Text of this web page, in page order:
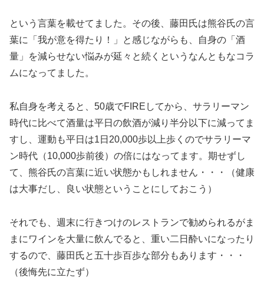
という言葉を載せてました。その後、藤田氏は熊谷氏の言
葉に「我が意を得たり！」と感じながらも、自身の「酒
量」を減らせない悩みが延々と続くというなんともなコラ
ムになってました。
私自身を考えると、50歳でFIREしてから、サラリーマン
時代に比べて酒量は平日の飲酒が減り半分以下に減ってま
すし、運動も平日は1日20,000歩以上歩くのでサラリーマ
ン時代（10,000歩前後）の倍にはなってます。期せずし
て、熊谷氏の言葉に近い状態かもしれません・・・（健康
は大事だし、良い状態ということにしておこう）
それでも、週末に行きつけのレストランで勧められるがま
まにワインを大量に飲んでると、重い二日酔いになったり
するので、藤田氏と五十歩百歩な部分もあります・・・
（後悔先に立たず）